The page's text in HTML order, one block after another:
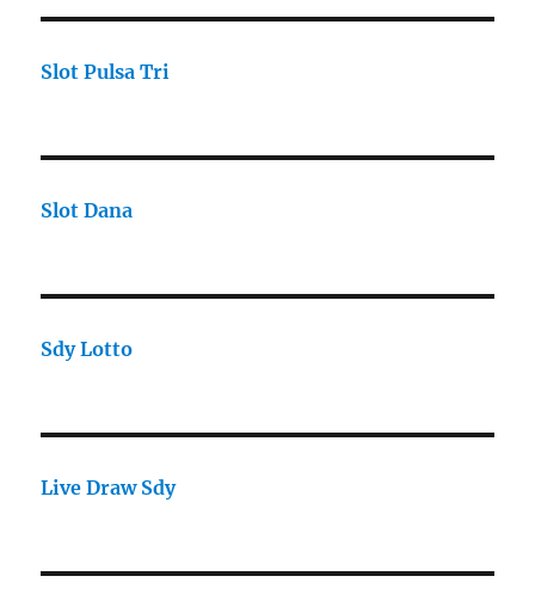
Slot Pulsa Tri
Slot Dana
Sdy Lotto
Live Draw Sdy